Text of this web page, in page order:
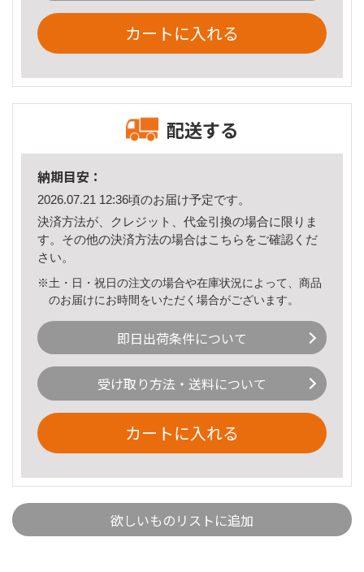
カートに入れる
配送する
納期目安：
2026.07.21 12:36頃のお届け予定です。
決済方法が、クレジット、代金引換の場合に限りま
す。その他の決済方法の場合はこちら をご確認くだ
さい。
※土・日・祝日の注文の場合や在庫状況によって、商品
のお届けにお時間をいただく場合がございます。
即日出荷条件について
受け取り方法・送料について
カートに入れる
欲しいものリストに追加